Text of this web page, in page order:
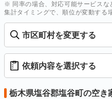
※ 同率の場合、対応可能サービスな
集計タイミングで、順位が変動する
市区町村を変更する
依頼内容を選択する
栃木県塩谷郡塩谷町の空き